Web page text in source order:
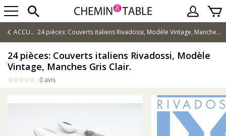
ACCUEIL 24 pièces: Couverts italiens Rivadossi, Modèle Vintage, Manches Gris Clair.
24 pièces: Couverts italiens Rivadossi, Modèle
Vintage, Manches Gris Clair.
0 avis